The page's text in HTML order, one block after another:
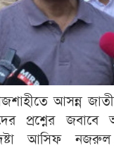
আসন্ন
প্রশ্নের
আসিফ